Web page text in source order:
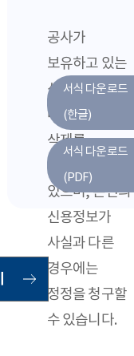
공사가
보유하고 있는
신용정보에
대해 열람/
삭제를
청구하실 수
있으며, 본인의
신용정보가
사실과 다른
경우에는
정정을 청구할
수 있습니다.
서식 다운로드
(한글)
서식 다운로드
(PDF)